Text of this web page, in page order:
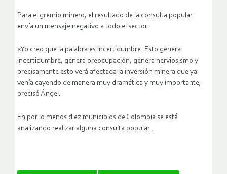
Para el gremio minero, el resultado de la consulta popular
envía un mensaje negativo a todo el sector.
«Yo creo que la palabra es incertidumbre. Esto genera
incertidumbre, genera preocupación, genera nerviosismo y
precisamente esto verá afectada la inversión minera que ya
venía cayendo de manera muy dramática y muy importante,
precisó Ángel.
En por lo menos diez municipios de Colombia se está
analizando realizar alguna consulta popular .